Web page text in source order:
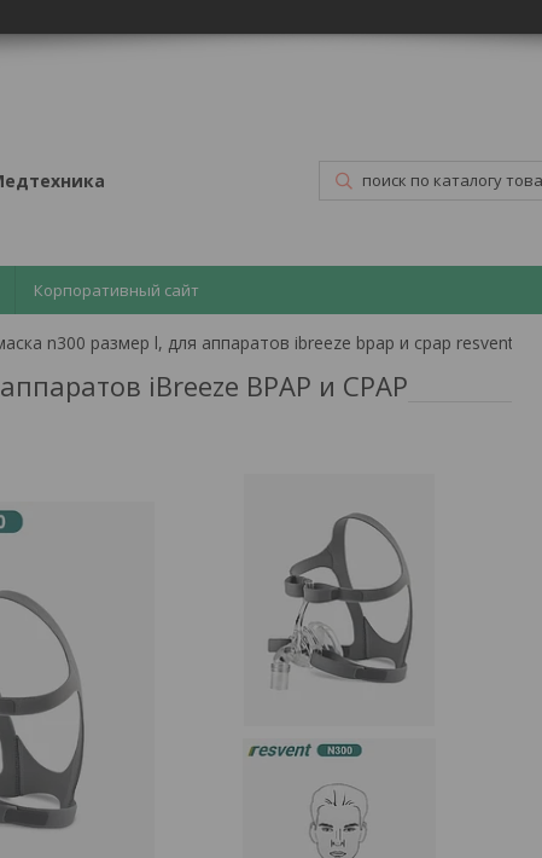
Корпоративный сайт
n300 размер l, для аппаратов ibreeze bpap и сpap resvent
iBreeze BPAP и СPAP